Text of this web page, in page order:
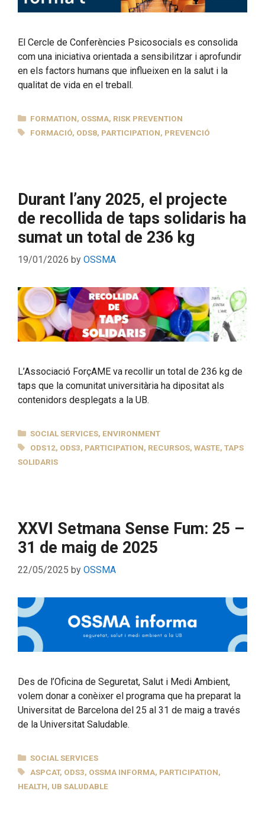
El Cercle de Conferències Psicosocials es consolida
com una iniciativa orientada a sensibilitzar i aprofundir
en els factors humans que influeixen en la salut i la
qualitat de vida en el treball.
CATEGORIES
FORMATION, OSSMA, RISK PREVENTION
TAGS
FORMACIÓ, ODS8, PARTICIPATION, PREVENCIÓ
Durant l’any 2025, el projecte
de recollida de taps solidaris ha
sumat un total de 236 kg
19/01/2026 by OSSMA
L’Associació ForçAME va recollir un total de 236 kg de
taps que la comunitat universitària ha dipositat als
contenidors desplegats a la UB.
CATEGORIES
SOCIAL SERVICES, ENVIRONMENT
TAGS
ODS12, ODS3, PARTICIPATION, RECURSOS,WASTE,TAPS
SOLIDARIS
XXVI Setmana Sense Fum: 25 –
31 de maig de 2025
22/05/2025 by OSSMA
Des de l’Oficina de Seguretat, Salut i Medi Ambient,
volem donar a conèixer el programa que ha preparat la
Universitat de Barcelona del 25 al 31 de maig a través
de la Universitat Saludable.
CATEGORIES
SOCIAL SERVICES
TAGS
ASPCAT, ODS3, OSSMA INFORMA, PARTICIPATION,
HEALTH, UB SALUDABLE